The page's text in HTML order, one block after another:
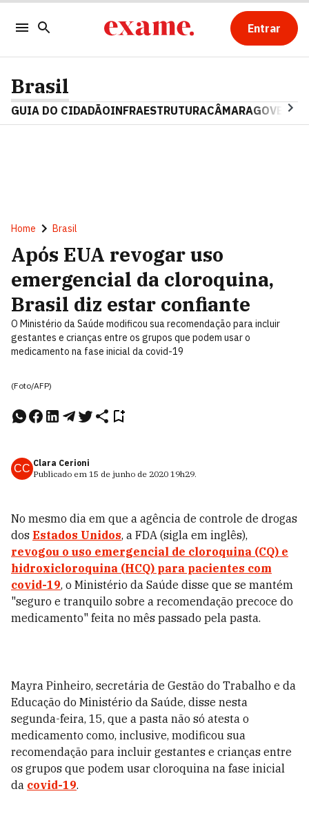
Entrar
Brasil
GUIA DO CIDADÃOINFRAESTRUTURACÂMARAGOVERNO
Home Brasil
Após EUA revogar uso
emergencial da cloroquina,
Brasil diz estar confiante
O Ministério da Saúde modificou sua recomendação para incluir
gestantes e crianças entre os grupos que podem usar o
medicamento na fase inicial da covid-19
(Foto/AFP)
CC Clara Cerioni
Publicado em 15 de junho de 2020 19h29.
No mesmo dia em que a agência de controle de drogas
dos Estados Unidos, a FDA (sigla em inglês),
revogou o uso emergencial de cloroquina (CQ) e
hidroxicloroquina (HCQ) para pacientes com
covid-19, o Ministério da Saúde disse que se mantém
"seguro e tranquilo sobre a recomendação precoce do
medicamento" feita no mês passado pela pasta.
Mayra Pinheiro, secretária de Gestão do Trabalho e da
Educação do Ministério da Saúde, disse nesta
segunda-feira, 15, que a pasta não só atesta o
medicamento como, inclusive, modificou sua
recomendação para incluir gestantes e crianças entre
os grupos que podem usar cloroquina na fase inicial
da covid-19.